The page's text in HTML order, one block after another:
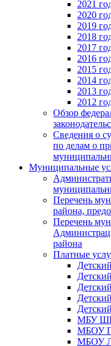
2021
2020
2019
2018
2017
2016
2015
2014
2013
2012
Обзор
Сведения о
по делам о
Муниципальные
Перечень
района,
Перечень
района
Платные
МБУ ШР
МБОУ
МБОУ